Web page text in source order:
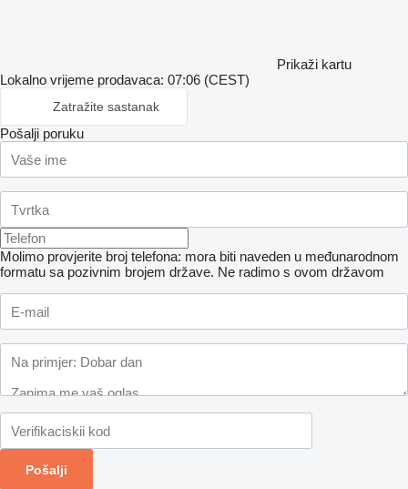
Prikaži kartu
Lokalno vrijeme prodavaca: 07:06 (CEST)
Zatražite sastanak
Pošalji poruku
Molimo provjerite broj telefona: mora biti naveden u međunarodnom
formatu sa pozivnim brojem države. Ne radimo s ovom državom